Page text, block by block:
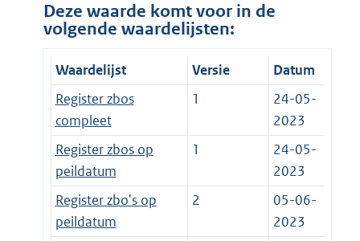
Deze waarde komt voor in de
volgende waardelijsten:
Waardelijst Versie
Datum
Register zbos
compleet
1
24-05-
2023
Register zbos op
peildatum
1
24-05-
2023
Register zbo's op
peildatum
2
05-06-
2023